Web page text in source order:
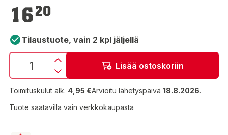
16,20 €
1620
Tilaustuote, vain 2 kpl jäljellä
Lisää ostoskoriin
Toimituskulut alk. 4,95 €Arvioitu lähetyspäivä 18.8.2026.
Tuote saatavilla vain verkkokaupasta